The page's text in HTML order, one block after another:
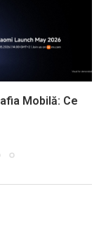
Mobilă: Ce